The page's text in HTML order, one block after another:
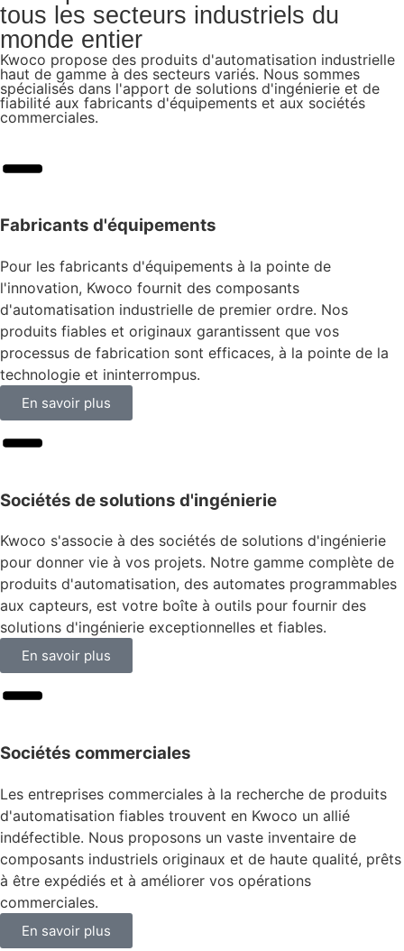
tous les secteurs industriels du
monde entier
Kwoco propose des produits d'automatisation industrielle
haut de gamme à des secteurs variés. Nous sommes
spécialisés dans l'apport de solutions d'ingénierie et de
fiabilité aux fabricants d'équipements et aux sociétés
commerciales.
Fabricants d'équipements
Pour les fabricants d'équipements à la pointe de
l'innovation, Kwoco fournit des composants
d'automatisation industrielle de premier ordre. Nos
produits fiables et originaux garantissent que vos
processus de fabrication sont efficaces, à la pointe de la
technologie et ininterrompus.
En savoir plus
Sociétés de solutions d'ingénierie
Kwoco s'associe à des sociétés de solutions d'ingénierie
pour donner vie à vos projets. Notre gamme complète de
produits d'automatisation, des automates programmables
aux capteurs, est votre boîte à outils pour fournir des
solutions d'ingénierie exceptionnelles et fiables.
En savoir plus
Sociétés commerciales
Les entreprises commerciales à la recherche de produits
d'automatisation fiables trouvent en Kwoco un allié
indéfectible. Nous proposons un vaste inventaire de
composants industriels originaux et de haute qualité, prêts
à être expédiés et à améliorer vos opérations
commerciales.
En savoir plus